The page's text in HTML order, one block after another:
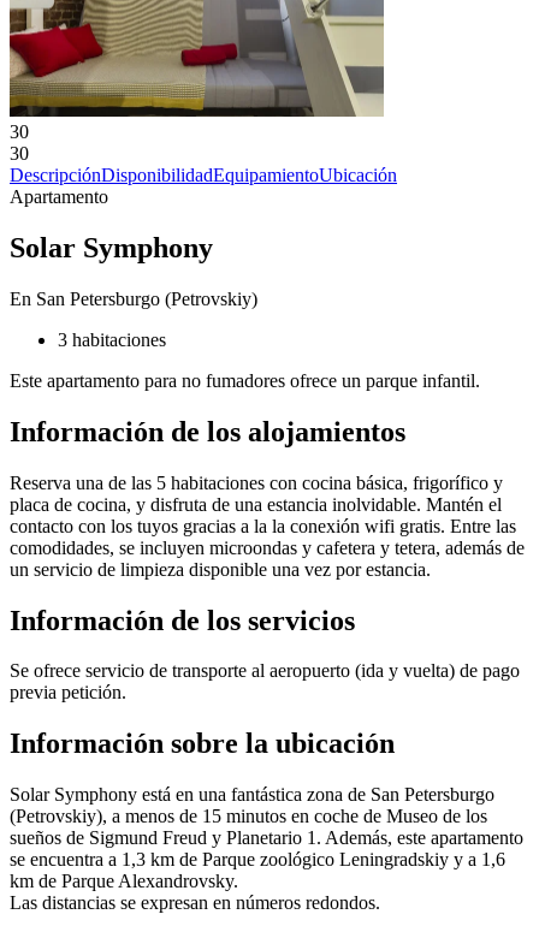
30
30
DescripciónDisponibilidadEquipamientoUbicación
Apartamento
Solar Symphony
En San Petersburgo (Petrovskiy)
3 habitaciones
Este apartamento para no fumadores ofrece un parque infantil.
Información de los alojamientos
Reserva una de las 5 habitaciones con cocina básica, frigorífico y
placa de cocina, y disfruta de una estancia inolvidable. Mantén el
contacto con los tuyos gracias a la la conexión wifi gratis. Entre las
comodidades, se incluyen microondas y cafetera y tetera, además de
un servicio de limpieza disponible una vez por estancia.
Información de los servicios
Se ofrece servicio de transporte al aeropuerto (ida y vuelta) de pago
previa petición.
Información sobre la ubicación
Solar Symphony está en una fantástica zona de San Petersburgo
(Petrovskiy), a menos de 15 minutos en coche de Museo de los
sueños de Sigmund Freud y Planetario 1. Además, este apartamento
se encuentra a 1,3 km de Parque zoológico Leningradskiy y a 1,6
km de Parque Alexandrovsky.
Las distancias se expresan en números redondos.